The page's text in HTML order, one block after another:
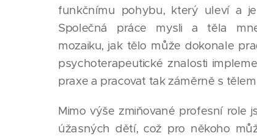
funkčnímu pohybu, který uleví a
Společná práce mysli a těla
mozaiku, jak tělo může dokonale
psychoterapeutické znalosti
praxe a pracovat tak záměrně s
Mimo výše zmiňované profesní role
úžasných dětí, což pro někoho